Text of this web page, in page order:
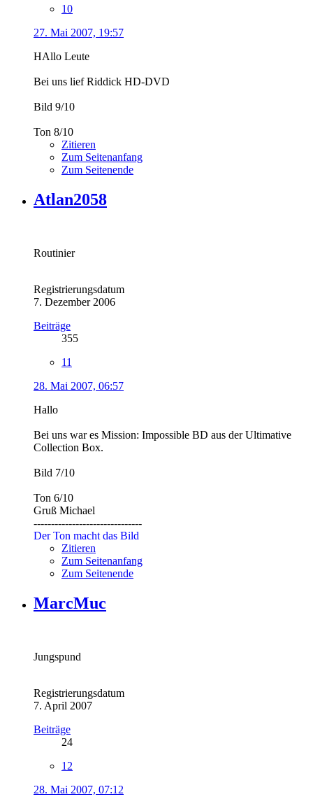
10
27. Mai 2007, 19:57
HAllo Leute
Bei uns lief Riddick HD-DVD
Bild 9/10
Ton 8/10
Zitieren
Zum Seitenanfang
Zum Seitenende
Atlan2058
Routinier
Registrierungsdatum
7. Dezember 2006
Beiträge
355
11
28. Mai 2007, 06:57
Hallo
Bei uns war es Mission: Impossible BD aus der Ultimative
Collection Box.
Bild 7/10
Ton 6/10
Gruß Michael
-------------------------------
Der Ton macht das Bild
Zitieren
Zum Seitenanfang
Zum Seitenende
MarcMuc
Jungspund
Registrierungsdatum
7. April 2007
Beiträge
24
12
28. Mai 2007, 07:12